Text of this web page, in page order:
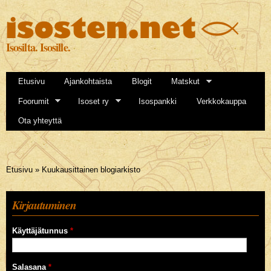
Hyppää
pääsisältöön
Isosilta. Isosille.
Etusivu Ajankohtaista Blogit Matskut
Foorumit Isoset ry Isospankki Verkkokauppa
Ota yhteyttä
Olet täällä
Etusivu » Kuukausittainen blogiarkisto
Kirjautuminen
Käyttäjätunnus *
Salasana *